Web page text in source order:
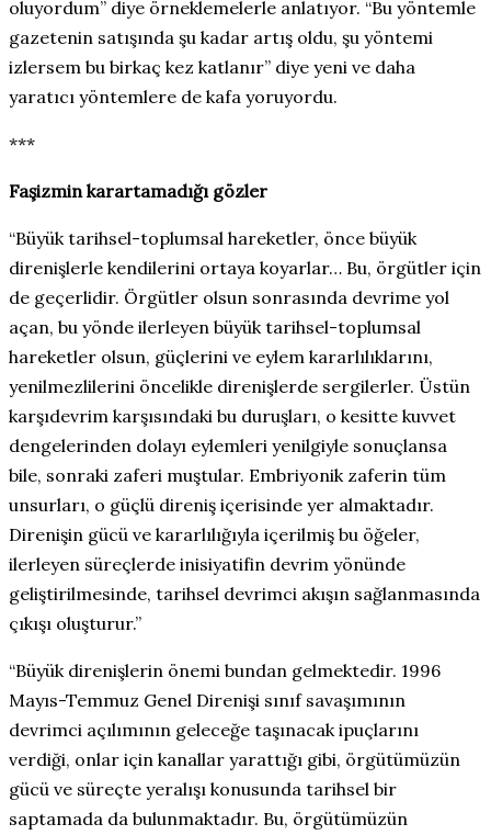
oluyordum” diye örneklemelerle anlatıyor. “Bu yöntemle
gazetenin satışında şu kadar artış oldu, şu yöntemi
izlersem bu birkaç kez katlanır” diye yeni ve daha
yaratıcı yöntemlere de kafa yoruyordu.
***
Faşizmin karartamadığı gözler
“Büyük tarihsel-toplumsal hareketler, önce büyük
direnişlerle kendilerini ortaya koyarlar… Bu, örgütler için
de geçerlidir. Örgütler olsun sonrasında devrime yol
açan, bu yönde ilerleyen büyük tarihsel-toplumsal
hareketler olsun, güçlerini ve eylem kararlılıklarını,
yenilmezlilerini öncelikle direnişlerde sergilerler. Üstün
karşıdevrim karşısındaki bu duruşları, o kesitte kuvvet
dengelerinden dolayı eylemleri yenilgiyle sonuçlansa
bile, sonraki zaferi muştular. Embriyonik zaferin tüm
unsurları, o güçlü direniş içerisinde yer almaktadır.
Direnişin gücü ve kararlılığıyla içerilmiş bu öğeler,
ilerleyen süreçlerde inisiyatifin devrim yönünde
geliştirilmesinde, tarihsel devrimci akışın sağlanmasında
çıkışı oluşturur.”
“Büyük direnişlerin önemi bundan gelmektedir. 1996
Mayıs-Temmuz Genel Direnişi sınıf savaşımının
devrimci açılımının geleceğe taşınacak ipuçlarını
verdiği, onlar için kanallar yarattığı gibi, örgütümüzün
gücü ve süreçte yeralışı konusunda tarihsel bir
saptamada da bulunmaktadır. Bu, örgütümüzün